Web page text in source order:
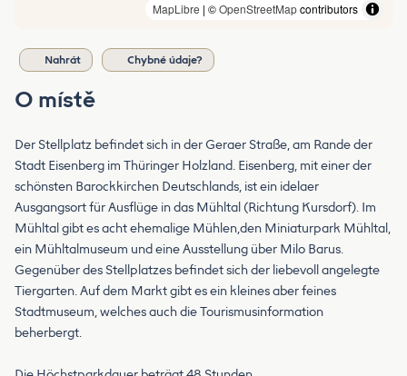
MapLibre | ©OpenStreetMapcontributors
Nahrát Chybné údaje?
O místě
Der Stellplatz befindet sich in der Geraer Straße, am Rande der
Stadt Eisenberg im Thüringer Holzland. Eisenberg, mit einer der
schönsten Barockkirchen Deutschlands, ist ein idelaer
Ausgangsort für Ausflüge in das Mühltal (Richtung Kursdorf). Im
Mühltal gibt es acht ehemalige Mühlen,den Miniaturpark Mühltal,
ein Mühltalmuseum und eine Ausstellung über Milo Barus.
Gegenüber des Stellplatzes befindet sich der liebevoll angelegte
Tiergarten. Auf dem Markt gibt es ein kleines aber feines
Stadtmuseum, welches auch die Tourismusinformation
beherbergt.